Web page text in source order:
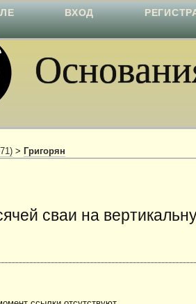
ВХОД
> Григорян
сваи на